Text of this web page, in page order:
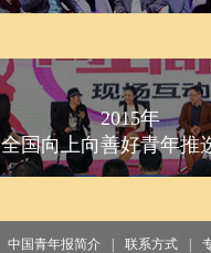
2015年
全国向上向善好青年推
中国青年报简介 联系方式